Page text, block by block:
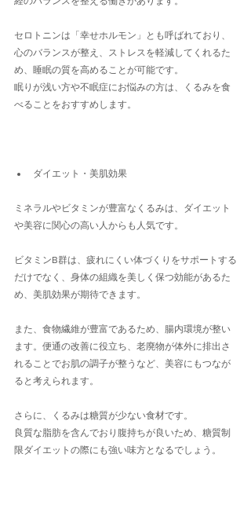
セロトニンは「幸せホルモン」とも呼ばれており、
心のバランスが整え、ストレスを軽減してくれるた
め、睡眠の質を高めることが可能です。
眠りが浅い方や不眠症にお悩みの方は、くるみを食
べることをおすすめします。
ダイエット・美肌効果
ミネラルやビタミンが豊富なくるみは、ダイエット
や美容に関心の高い人からも人気です。
ビタミンB群は、疲れにくい体づくりをサポートする
だけでなく、身体の組織を美しく保つ効能があるた
め、美肌効果が期待できます。
また、食物繊維が豊富であるため、腸内環境が整い
ます。便通の改善に役立ち、老廃物が体外に排出さ
れることでお肌の調子が整うなど、美容にもつなが
ると考えられます。
さらに、くるみは糖質が少ない食材です。
良質な脂肪を含んでおり腹持ちが良いため、糖質制
限ダイエットの際にも強い味方となるでしょう。